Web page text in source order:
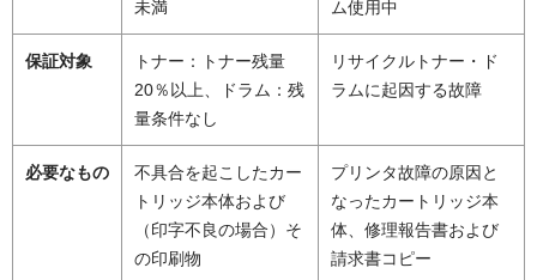
未満
ム使用中
保証対象
トナー：トナー残量
20％以上、ドラム：残
量条件なし
リサイクルトナー・ド
ラムに起因する故障
必要なもの
不具合を起こしたカー
トリッジ本体および
（印字不良の場合）そ
の印刷物
プリンタ故障の原因と
なったカートリッジ本
体、修理報告書および
請求書コピー